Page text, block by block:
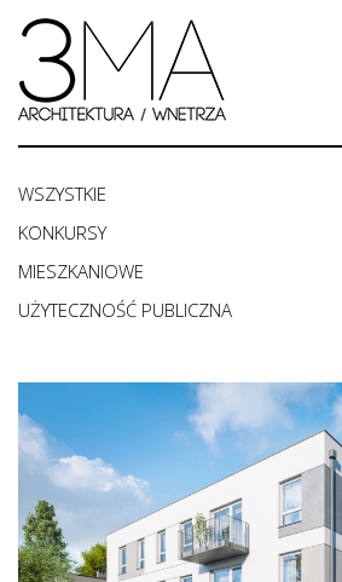
WSZYSTKIE
KONKURSY
MIESZKANIOWE
UŻYTECZNOŚĆ PUBLICZNA